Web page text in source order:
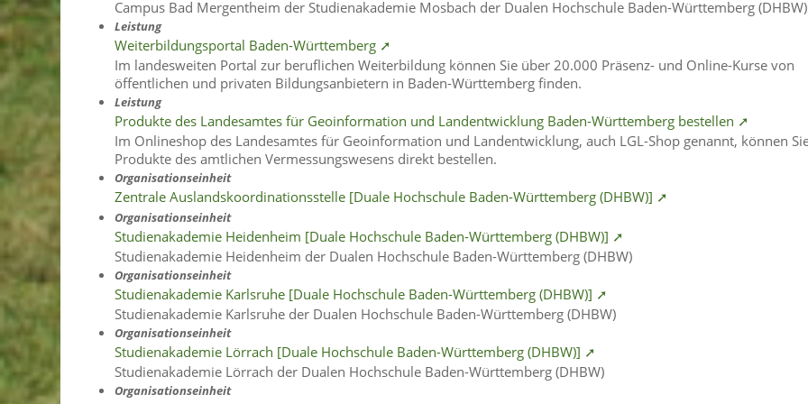
Campus Bad Mergentheim der Studienakademie Mosbach der Dualen Hochschule Baden-Württemberg (DHBW)
Leistung
Weiterbildungsportal Baden-Württemberg ➚
Im landesweiten Portal zur beruflichen Weiterbildung können Sie über 20.000 Präsenz- und Online-Kurse von
öffentlichen und privaten Bildungsanbietern in Baden-Württemberg finden.
Leistung
Produkte des Landesamtes für Geoinformation und Landentwicklung Baden-Württemberg bestellen ➚
Im Onlineshop des Landesamtes für Geoinformation und Landentwicklung, auch LGL-Shop genannt, können
Produkte des amtlichen Vermessungswesens direkt bestellen.
Organisationseinheit
Zentrale Auslandskoordinationsstelle [Duale Hochschule Baden-Württemberg (DHBW)] ➚
Organisationseinheit
Studienakademie Heidenheim [Duale Hochschule Baden-Württemberg (DHBW)] ➚
Studienakademie Heidenheim der Dualen Hochschule Baden-Württemberg (DHBW)
Organisationseinheit
Studienakademie Karlsruhe [Duale Hochschule Baden-Württemberg (DHBW)] ➚
Studienakademie Karlsruhe der Dualen Hochschule Baden-Württemberg (DHBW)
Organisationseinheit
Studienakademie Lörrach [Duale Hochschule Baden-Württemberg (DHBW)] ➚
Studienakademie Lörrach der Dualen Hochschule Baden-Württemberg (DHBW)
Organisationseinheit